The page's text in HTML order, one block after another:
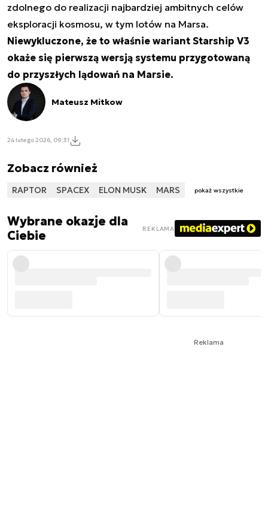
zdolnego do realizacji najbardziej ambitnych celów
eksploracji kosmosu, w tym lotów na Marsa.
Niewykluczone, że to właśnie wariant Starship V3
okaże się pierwszą wersją systemu przygotowaną
do przyszłych lądowań na Marsie.
Mateusz Mitkow
24 lutego 2026, 09:31
Zobacz również
RAPTOR SPACEX ELON MUSK MARS pokaż wszystkie
Wybrane okazje dla
Ciebie
REKLAMA
Reklama